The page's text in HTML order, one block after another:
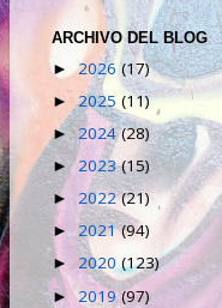
ARCHIVO DEL BLOG
►2026 (17)
►2025 (11)
►2024(28)
►2023(15)
► 2022(21)
► 2021(94)
► 2020(123)
►2019(97)